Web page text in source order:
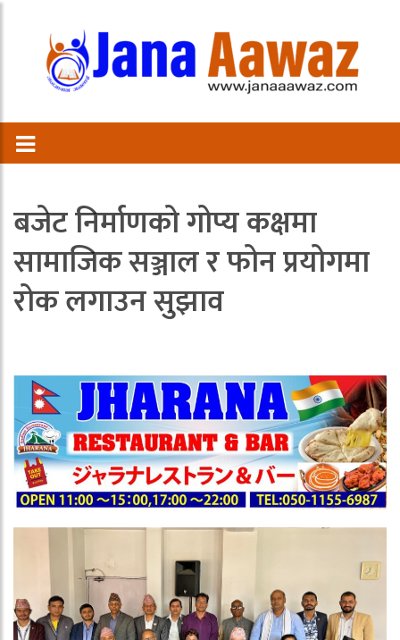
बजेट निर्माणको गोप्य कक्षमा
सामाजिक सञ्जाल र फोन प्रयोगमा
रोक लगाउन सुझाव